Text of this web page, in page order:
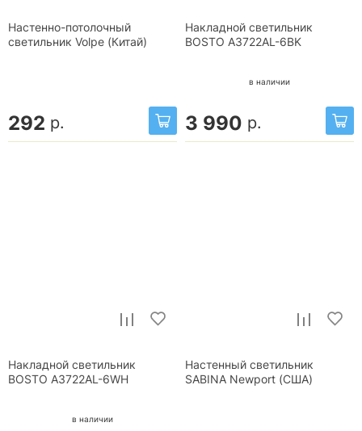
Настенно-потолочный
светильник Volpe (Китай)
292 р.
Накладной светильник
BOSTO A3722AL-6BK
в наличии
3 990 р.
Накладной светильник
BOSTO A3722AL-6WH
в наличии
Настенный светильник
SABINA Newport (США)